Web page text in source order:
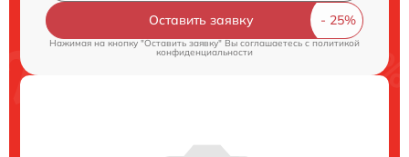
Оставить заявку
Нажимая на кнопку "Оставить заявку" Вы соглашаетесь cполитикой
конфиденциальности